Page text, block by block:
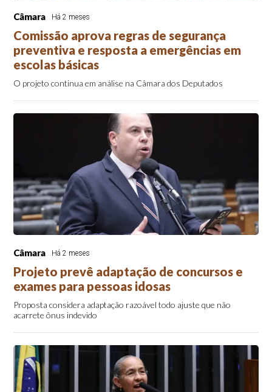
Câmara Há 2 meses
Comissão aprova regras de segurança
preventiva e resposta a emergências em
escolas básicas
O projeto continua em análise na Câmara dos Deputados
Câmara Há 2 meses
Projeto prevê adaptação de concursos e
exames para pessoas idosas
Proposta considera adaptação razoável todo ajuste que não
acarrete ônus indevido